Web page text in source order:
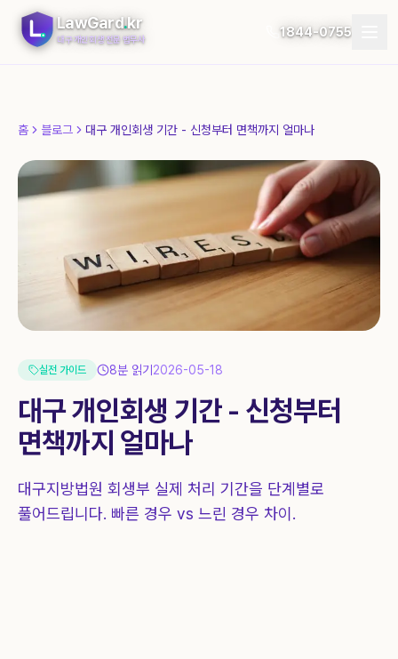
LawGard.kr
대구 개인회생 전문 법무사 1844-0755
절차
자가진단
블로그
상담 신청 1844-0755
홈 블로그 대구 개인회생 기간 - 신청부터 면책까지 얼마나
실전 가이드 8분 읽기 2026-05-18
대구 개인회생 기간 - 신청부터
면책까지 얼마나
대구지방법원 회생부 실제 처리 기간을 단계별로
풀어드립니다. 빠른 경우 vs 느린 경우 차이.